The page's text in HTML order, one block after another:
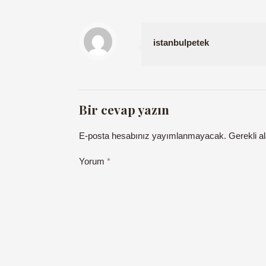
istanbulpetek
Bir cevap yazın
E-posta hesabınız yayımlanmayacak. Gerekli
Yorum *